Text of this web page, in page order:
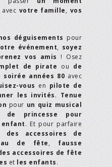
avec votre famille, vos
déguisements pour
événement, soyez
vos amis ! Osez
de pirate ou de
soirée années 80 avec
vous en pilote de
les invités. Tenue
pour un quiz musical
de princesse pour
. Et pour parfaire
des accessoires de
de fête, fausse
accessoires de fête
et les enfants.